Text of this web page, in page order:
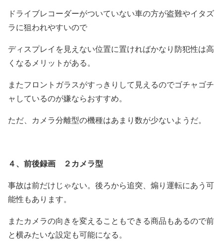
ドライブレコーダーがついていない車の方が盗難やイタズ
ラに狙われやすいので
ディスプレイを見えない位置に置ければかなり防犯性は高
くなるメリットがある。
またフロントガラスがすっきりして見えるのでゴチャゴチ
ャしているのが嫌ならおすすめ。
ただ、カメラ分離型の機種はあまり数が少ないようだ。
４、前後録画 ２カメラ型
事故は前だけじゃない。後ろから追突、煽り運転にあう可
能性もあります。
またカメラの向きを変えることもできる商品もあるので前
と横みたいな設定も可能になる。